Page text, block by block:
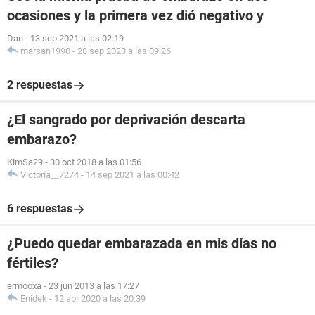
ocasiones y la primera vez dió negativo y
Dan - 13 sep 2021 a las 02:19
marsan1990 - 28 sep 2023 a las 09:26
2 respuestas
¿El sangrado por deprivación descarta
embarazo?
KimSa29 - 30 oct 2018 a las 01:56
Victoria__7274 - 14 sep 2021 a las 00:42
6 respuestas
¿Puedo quedar embarazada en mis días no
fértiles?
ermooxa - 23 jun 2013 a las 17:27
Enidek - 12 abr 2020 a las 20:39